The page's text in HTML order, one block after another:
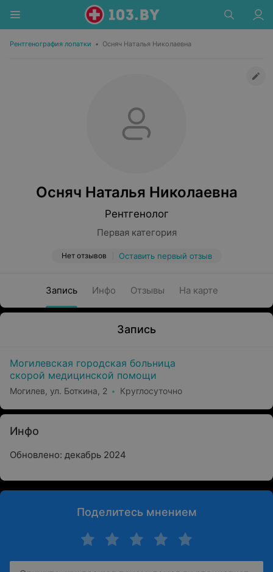
Рентгенография лопатки • Осняч Наталья Николаевна
Осняч Наталья Николаевна
Рентгенолог
Первая категория
Нет отзывов Оставить первый отзыв
Запись Инфо Отзывы На карте
Запись
Могилевская городская больница
скорой медицинской помощи
Могилев, ул. Боткина, 2 Круглосуточно
Инфо
Обновлено: декабрь 2024
Поделитесь мнением